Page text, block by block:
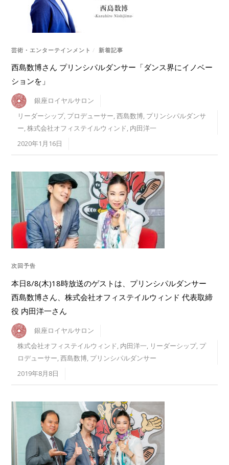
芸術・エンターテインメント / 新着記事
西島数博さん プリンシパルダンサー「ダンス界にイノベー
ションを」
銀座ロイヤルサロン
リーダーシップ, プロデューサー,西島数博, プリンシパルダンサ
ー,株式会社オフィステイルウィンド, 内田洋一
2020年1月16日
次回予告
本日8/8(木)18時放送のゲストは、プリンシパルダンサー
西島数博さん、株式会社オフィステイルウィンド 代表取締
役 内田洋一さん
銀座ロイヤルサロン
株式会社オフィステイルウィンド, 内田洋一, リーダーシップ, プ
ロデューサー,西島数博, プリンシパルダンサー
2019年8月8日